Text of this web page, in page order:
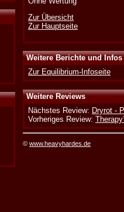
Zur Übersicht
Zur Hauptseite
Weitere Berichte und Infos
Zur Equilibrium-Infoseite
Weitere Reviews
Nächstes Review: Dryrot -
Vorheriges Review:
©www.heavyhardes.de